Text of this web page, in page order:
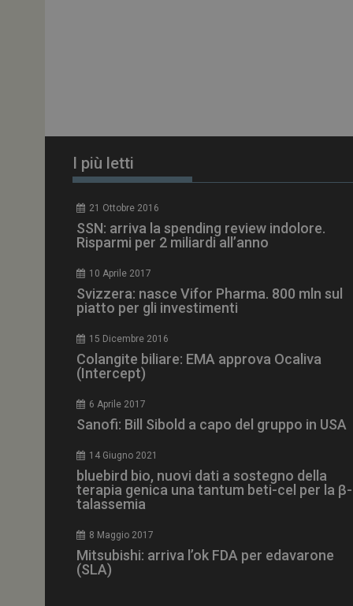
I più letti
21 Ottobre 2016
SSN: arriva la spending review indolore.
Risparmi per 2 miliardi all’anno
10 Aprile 2017
Svizzera: nasce Vifor Pharma. 800 mln sul
piatto per gli investimenti
15 Dicembre 2016
Colangite biliare: EMA approva Ocaliva
(Intercept)
6 Aprile 2017
Sanofi: Bill Sibold a capo del gruppo in USA
14 Giugno 2021
bluebird bio, nuovi dati a sostegno della
terapia genica una tantum beti-cel per la β-
talassemia
8 Maggio 2017
Mitsubishi: arriva l’ok FDA per edavarone
(SLA)
_ga_Z2VT792F98
ironfish-tracking-
NOME
__Secure-
tracking-sites-
tracking-named-
__Secure-YNID